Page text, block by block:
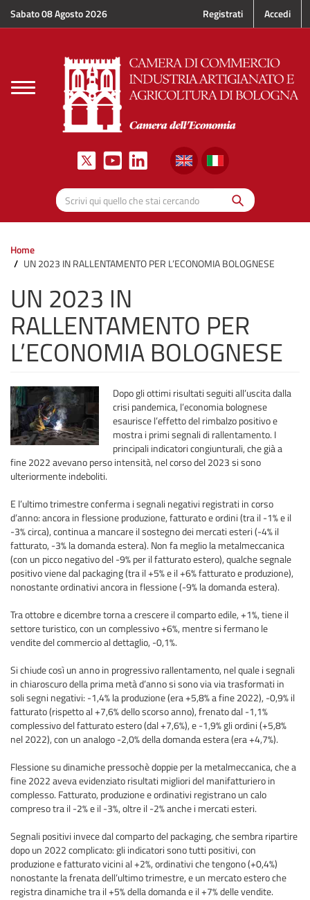
Sabato 08 Agosto 2026 Registrati Accedi
Toggle
navigation
Scrivi qui quello che stai cercando
Cerca
Home
UN 2023 IN RALLENTAMENTO PER L’ECONOMIA BOLOGNESE
UN 2023 IN
RALLENTAMENTO PER
L’ECONOMIA BOLOGNESE
Dopo gli ottimi risultati seguiti all’uscita dalla
crisi pandemica, l’economia bolognese
esaurisce l’effetto del rimbalzo positivo e
mostra i primi segnali di rallentamento. I
principali indicatori congiunturali, che già a
fine 2022 avevano perso intensità, nel corso del 2023 si sono
ulteriormente indeboliti.
E l’ultimo trimestre conferma i segnali negativi registrati in corso
d’anno: ancora in flessione produzione, fatturato e ordini (tra il -1% e il
-3% circa), continua a mancare il sostegno dei mercati esteri (-4% il
fatturato, -3% la domanda estera). Non fa meglio la metalmeccanica
(con un picco negativo del -9% per il fatturato estero), qualche segnale
positivo viene dal packaging (tra il +5% e il +6% fatturato e produzione),
nonostante ordinativi ancora in flessione (-9% la domanda estera).
Tra ottobre e dicembre torna a crescere il comparto edile, +1%, tiene il
settore turistico, con un complessivo +6%, mentre si fermano le
vendite del commercio al dettaglio, -0,1%.
Si chiude così un anno in progressivo rallentamento, nel quale i segnali
in chiaroscuro della prima metà d’anno si sono via via trasformati in
soli segni negativi: -1,4% la produzione (era +5,8% a fine 2022), -0,9% il
fatturato (rispetto al +7,6% dello scorso anno), frenato dal -1,1%
complessivo del fatturato estero (dal +7,6%), e -1,9% gli ordini (+5,8%
nel 2022), con un analogo -2,0% della domanda estera (era +4,7%).
Flessione su dinamiche pressochè doppie per la metalmeccanica, che a
fine 2022 aveva evidenziato risultati migliori del manifatturiero in
complesso. Fatturato, produzione e ordinativi registrano un calo
compreso tra il -2% e il -3%, oltre il -2% anche i mercati esteri.
Segnali positivi invece dal comparto del packaging, che sembra ripartire
dopo un 2022 complicato: gli indicatori sono tutti positivi, con
produzione e fatturato vicini al +2%, ordinativi che tengono (+0,4%)
nonostante la frenata dell’ultimo trimestre, e un mercato estero che
registra dinamiche tra il +5% della domanda e il +7% delle vendite.